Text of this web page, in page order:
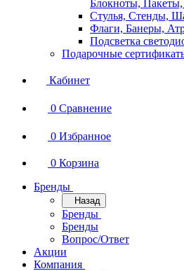
Блокноты,
Стулья, Стенды,
Флаги, Банеры,
Подсветка
Подарочные
Кабинет
0 Сравнение
0 Избранное
0 Корзина
Бренды
Назад
Бренды
Бренды
Вопрос/Ответ
Акции
Компания